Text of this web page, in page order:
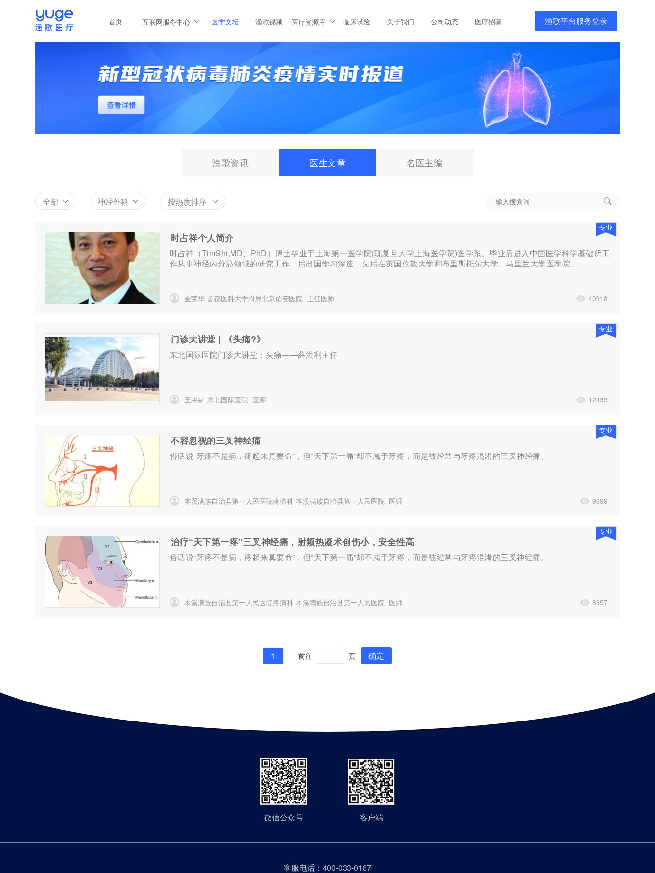
首页 互联网服务中心 医学文坛 渔歌视频 医疗资源库 临床试验 关于我们 公司动态 医疗招募 渔歌平台服务登录
渔歌资讯 医生文章 名医主编
全部 神经外科 按热度排序
时占祥个人简介
时占祥（TimShi,MD、PhD）博士毕业于上海第一医学院(现复旦大学上海医学院)医学系。毕业后进入中国医学科学基础所工
作从事神经内分泌领域的研究工作。后出国学习深造，先后在英国伦敦大学和布里斯托尔大学、马里兰大学医学院、...
专业
金荣华 首都医科大学附属北京佑安医院 主任医师 40918
门诊大讲堂 | 《头痛?》
东北国际医院门诊大讲堂：头痛——薛洪利主任
专业
王将娇 东北国际医院 医师 12439
不容忽视的三叉神经痛
俗话说“牙疼不是病，疼起来真要命”，但“天下第一痛”却不属于牙疼，而是被经常与牙疼混淆的三叉神经痛。
专业
本溪满族自治县第一人民医院疼痛科 本溪满族自治县第一人民医院 医师 9099
治疗“天下第一疼”三叉神经痛，射频热凝术创伤小，安全性高
俗话说“牙疼不是病，疼起来真要命”，但“天下第一痛”却不属于牙疼，而是被经常与牙疼混淆的三叉神经痛。
专业
本溪满族自治县第一人民医院疼痛科 本溪满族自治县第一人民医院 医师 8957
1 前往 页 确定
微信公众号 客户端
客服电话： 400-033-0187